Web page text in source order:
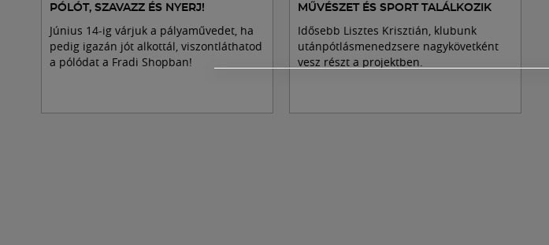
PÓLÓT, SZAVAZZ ÉS NYERJ!
Június 14-ig várjuk a pályaművedet, ha
pedig igazán jót alkottál, viszontláthatod
a pólódat a Fradi Shopban!
MŰVÉSZET ÉS SPORT TALÁLKOZIK
Idősebb Lisztes Krisztián, klubunk
utánpótlásmenedzsere nagykövetként
vesz részt a projektben.